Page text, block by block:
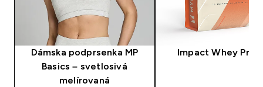
Dámska podprsenka MP
Basics – svetlosivá
melírovaná
Impact Whey